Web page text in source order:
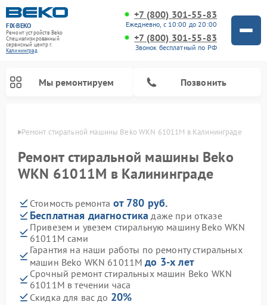
FIX-BEKO
Ремонт устройств Beko
Специализированный
cервисный центр г.
Калининград
+7 (800) 301-55-83
Ежедневно, с 10:00 до 20:00
+7 (800) 301-55-83
Звонок бесплатный по РФ
Мы ремонтируем Позвонить
Ремонт стиральной машины Beko WKN 61011M в Калининграде
Ремонт стиральной машины Beko
WKN 61011M в Калининграде
Стоимость ремонта от 780 руб.
Бесплатная диагностика даже при отказе
Привезем и увезем стиральную машину Beko WKN
61011M сами
Гарантия на наши работы по ремонту стиральных
машин Beko WKN 61011Mдо 3-х лет
Срочный ремонт стиральных машин Beko WKN
61011M в течении часа
Скидка для вас до 20%